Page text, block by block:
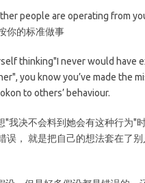
people are operating from
你的标准做事
thinking"I never would have
you know you’ve made the
to others’ behaviour.
我决不会料到她会有这种行为"
误， 就是把自己的想法套在了别